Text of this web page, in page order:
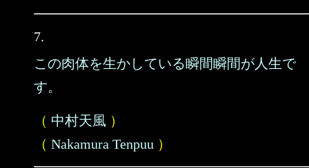
7.
この肉体を生かしている瞬間瞬間が人生で
す。
（ 中村天風 ）
（ Nakamura Tenpuu ）